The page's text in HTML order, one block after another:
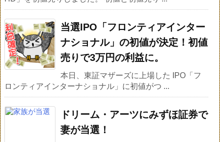
当選IPO「フロンティアインター
ナショナル」の初値が決定！初値
売りで3万円の利益に。
本日、東証マザーズに上場した IPO「フ
ロンティアインターナショナル」に初値がつ ...
ドリーム・アーツにみずほ証券で
妻が当選！